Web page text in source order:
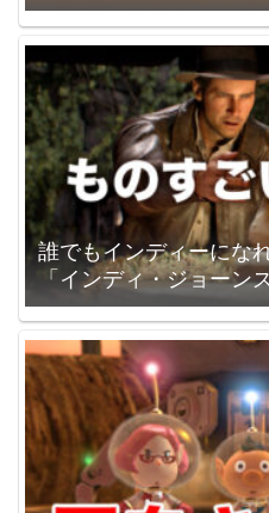
誰でもインディーにな
「インディ・ジョーン
いました。